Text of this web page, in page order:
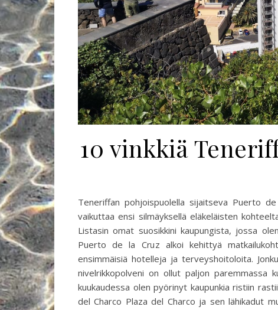
10 vinkkiä
Teneriffan pohjoispuolella sijaitseva Puerto
vaikuttaa ensi silmäyksellä eläkeläisten
Listasin omat suosikkini kaupungista, jossa
Puerto de la Cruz alkoi kehittyä
ensimmäisiä hotelleja ja terveyshoitoloita.
nivelrikkopolveni on ollut paljon paremmassa
kuukaudessa olen pyörinyt kaupunkia ristiin
del Charco Plaza del Charco ja sen lähikadut